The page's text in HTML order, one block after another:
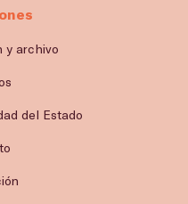
y archivo
del Estado